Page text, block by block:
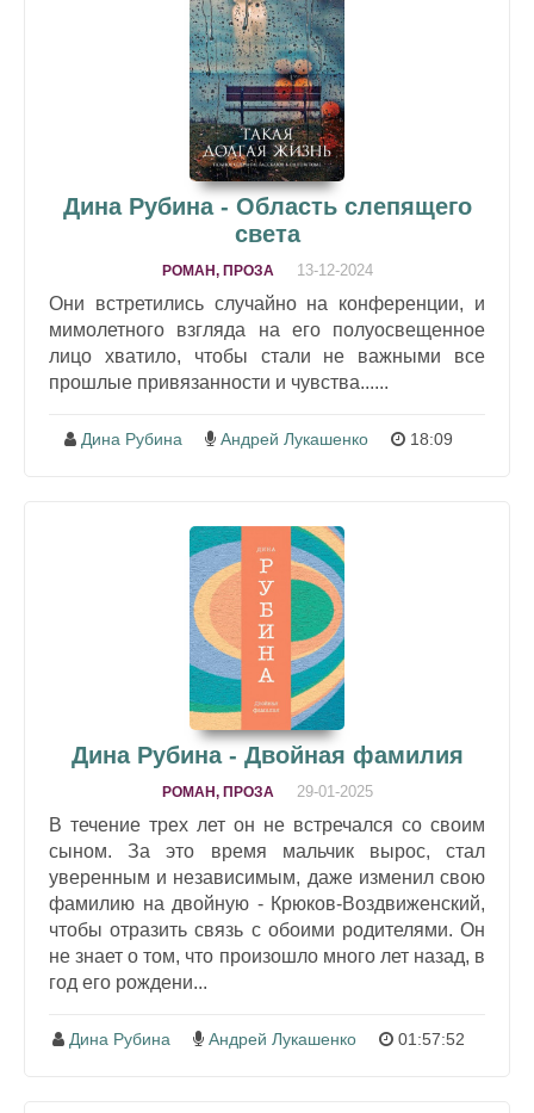
Дина Рубина - Область слепящего
света
РОМАН, ПРОЗА 13-12-2024
Они встретились случайно на конференции, и
мимолетного взгляда на его полуосвещенное
лицо хватило, чтобы стали не важными все
прошлые привязанности и чувства......
Дина Рубина Андрей Лукашенко 18:09
Дина Рубина - Двойная фамилия
РОМАН, ПРОЗА 29-01-2025
В течение трех лет он не встречался со своим
сыном. За это время мальчик вырос, стал
уверенным и независимым, даже изменил свою
фамилию на двойную - Крюков-Воздвиженский,
чтобы отразить связь с обоими родителями. Он
не знает о том, что произошло много лет назад, в
год его рождени...
Дина Рубина Андрей Лукашенко 01:57:52